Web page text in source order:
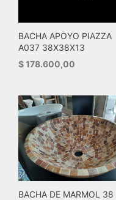
BACHA APOYO PIAZZA
A037 38X38X13
$178.600,00
BACHA DE MARMOL 38